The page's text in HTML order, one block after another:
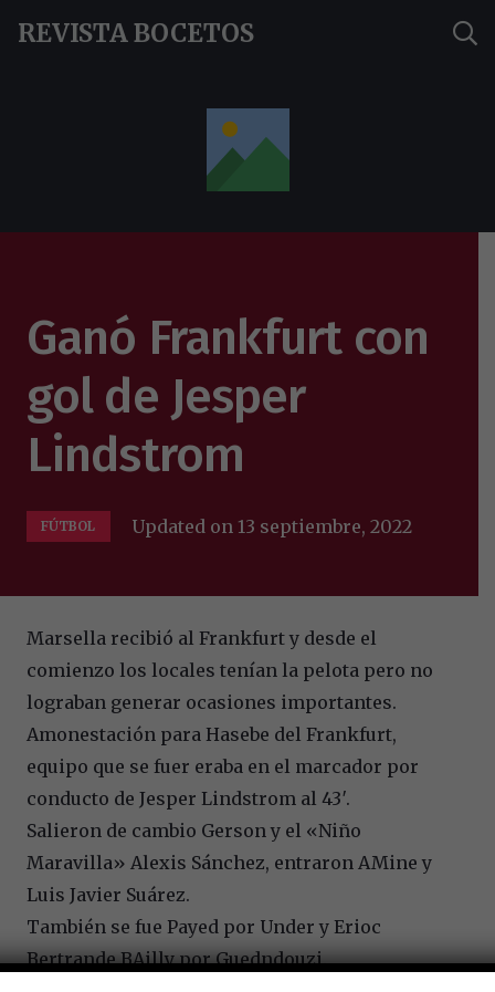
REVISTA BOCETOS
Ganó Frankfurt con
gol de Jesper
Lindstrom
FÚTBOL Updated on 13 septiembre, 2022
Marsella recibió al Frankfurt y desde el
comienzo los locales tenían la pelota pero no
lograban generar ocasiones importantes.
Amonestación para Hasebe del Frankfurt,
equipo que se fuer eraba en el marcador por
conducto de Jesper Lindstrom al 43′.
Salieron de cambio Gerson y el «Niño
Maravilla» Alexis Sánchez, entraron AMine y
Luis Javier Suárez.
También se fue Payed por Under y Erioc
Bertrande BAilly por Guedndouzi.